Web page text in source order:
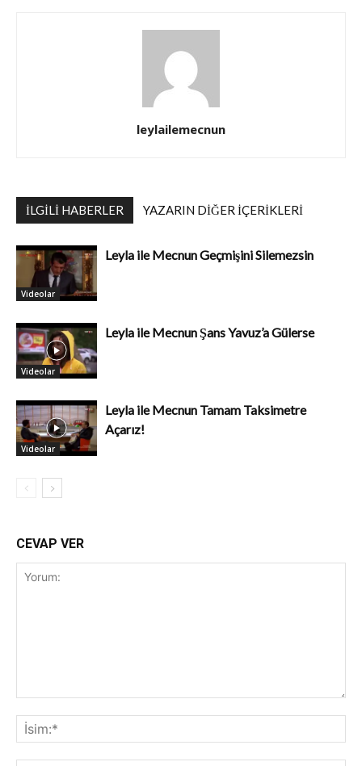
leylailemecnun
İLGILI HABERLER YAZARIN DIĞER İÇERIKLERI
Videolar
Leyla ile Mecnun Geçmişini Silemezsin
Videolar
Leyla ile Mecnun Şans Yavuz’a Gülerse
Videolar
Leyla ile Mecnun Tamam Taksimetre
Açarız!
CEVAP VER